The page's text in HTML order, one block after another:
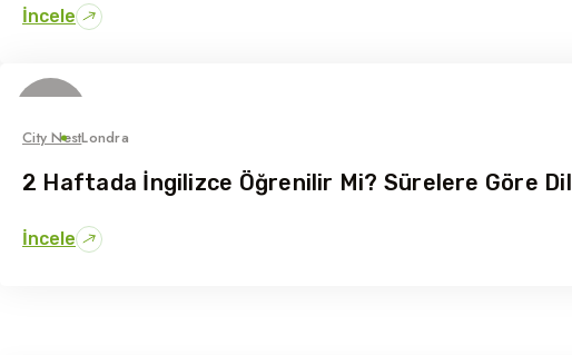
İncele
City NestLondra
2 Haftada İngilizce Öğrenilir Mi? Sürelere Göre
İncele